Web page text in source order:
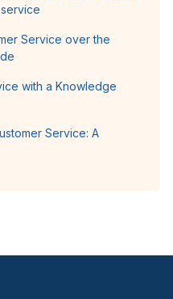
Service over the
with a Knowledge
Service: A